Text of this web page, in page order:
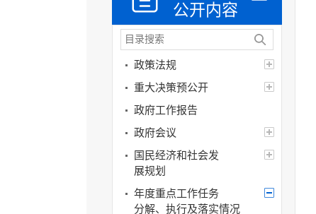
公开内容
政策法规
重大决策预公开
政府工作报告
政府会议
国民经济和社会发
展规划
年度重点工作任务
分解、执行及落实情况